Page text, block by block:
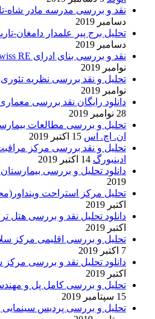
نقد و بررسی مدرسه مادر شاه-
دسامبر 2019
تحلیل برج پیر علمدار دامغان-
دسامبر 2019
نقد و بررسی بنای ادرای swiss RE لندن-نورمن فاستر
نوامبر 2019
تحلیل و نقد بررسی نظریه
نوامبر 2019
دانلود رایگان نقد بررسی
28 نوامبر 2019
تحلیل و بررسی مطالعات
ان. اچ. اس 15 اکتبر 2019
تحلیل و نقد بررسی مرکز
ادینبورگ 14 اکتبر 2019
دانلود تحلیل و بررسی
2019
تحلیل مرکز استراحت
اکتبر 2019
دانلود تحلیل نقد و بررسی هتل
اکتبر 2019
تحلیل و بررسی اقلیمی مرکز
7 اکتبر 2019
دانلود تحلیل نقد و بررسی
اکتبر 2019
تحلیل و بررسی کامل پل و
15 سپتامبر 2019
تحلیل و بررسی پردیس